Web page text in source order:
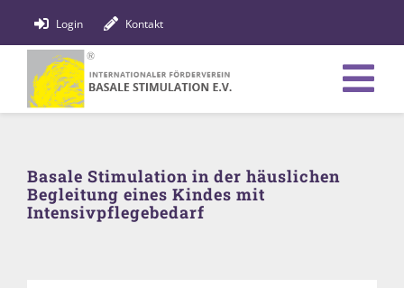
Inhalt
springen
Login Kontakt
Bildung
Fachpersonen
Basale Stimulation in der häuslichen
Begleitung eines Kindes mit
Intensivpflegebedarf